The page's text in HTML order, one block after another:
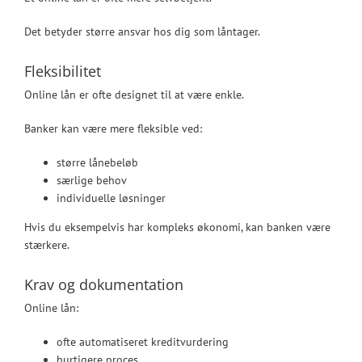
Det betyder større ansvar hos dig som låntager.
Fleksibilitet
Online lån er ofte designet til at være enkle.
Banker kan være mere fleksible ved:
større lånebeløb
særlige behov
individuelle løsninger
Hvis du eksempelvis har kompleks økonomi, kan banken være
stærkere.
Krav og dokumentation
Online lån:
ofte automatiseret kreditvurdering